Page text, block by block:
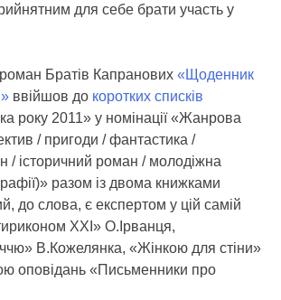
для себе брати участь у
Братів Капранових «Щоденник
ввійшов до коротких списків
року 2011» у номінації «Жанрова
/ пригоди / фантастика /
/ історичний роман / молодіжна
разом із двома книжками
до слова, є експертом у цій самій
ХХІ» О.Ірванця,
В.Кожелянка, «Жінкою для стіни»
оповідань «Письменники про